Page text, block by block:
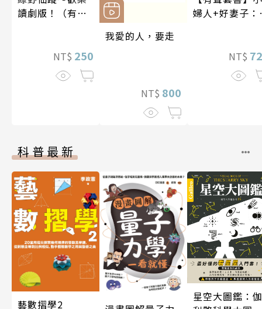
讀劇版！（有聲
NT$ 250
我愛的人，要走
NT$ 800
婦人+好妻子：
NT$
科普最新
藝數摺學2
星空大圖鑑：伽